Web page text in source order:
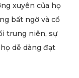
xuyên của họ
bất ngờ và cổ
trung niên, sự
dễ dàng đạt